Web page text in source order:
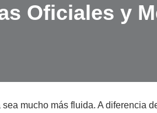
Oficiales y
mucho más fluida. A diferencia